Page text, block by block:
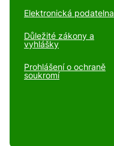
Elektronická podatelna
Důležité zákony a
vyhlášky
Prohlášení o ochraně
soukromí